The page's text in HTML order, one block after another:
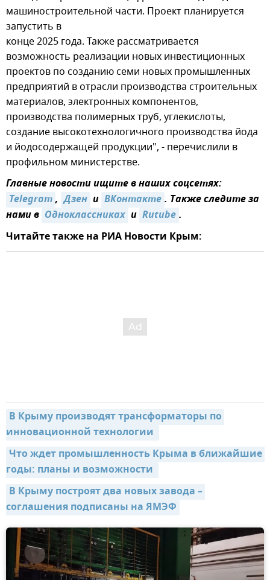
машиностроительной части. Проект планируется
запустить в
конце 2025 года. Также рассматривается
возможность реализации новых инвестиционных
проектов по созданию семи новых промышленных
предприятий в отрасли производства строительных
материалов, электронных компонентов,
производства полимерных труб, углекислоты,
создание высокотехнологичного производства йода
и йодосодержащей продукции", - перечислили в
профильном министерстве.
Главные новости ищите в наших соцсетях:
Telegram, Дзен и ВКонтакте. Также следите за
нами в Одноклассниках и Rutube.
Читайте также на РИА Новости Крым:
В Крыму производят трансформаторы по
инновационной технологии
Что ждет промышленность Крыма в ближайшие
годы: планы и возможности
В Крыму построят два новых завода –
соглашения подписаны на ЯМЭФ